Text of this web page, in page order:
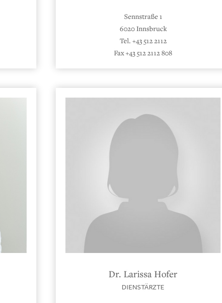
Sennstraße 1
6020 Innsbruck
Tel. +43 512 2112
Fax +43 512 2112 808
Dr. Larissa Hofer
DIENSTÄRZTE